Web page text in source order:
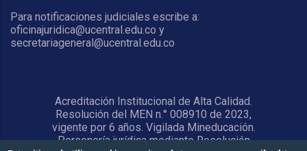
Para notificaciones judiciales escribe a:
oficinajuridica@ucentral.edu.co y
secretariageneral@ucentral.edu.co
Acreditación Institucional de Alta Calidad.
Resolución del MEN n.° 008910 de 2023,
vigente por 6 años. Vigilada Mineducación.
Personería jurídica mediante Resolución